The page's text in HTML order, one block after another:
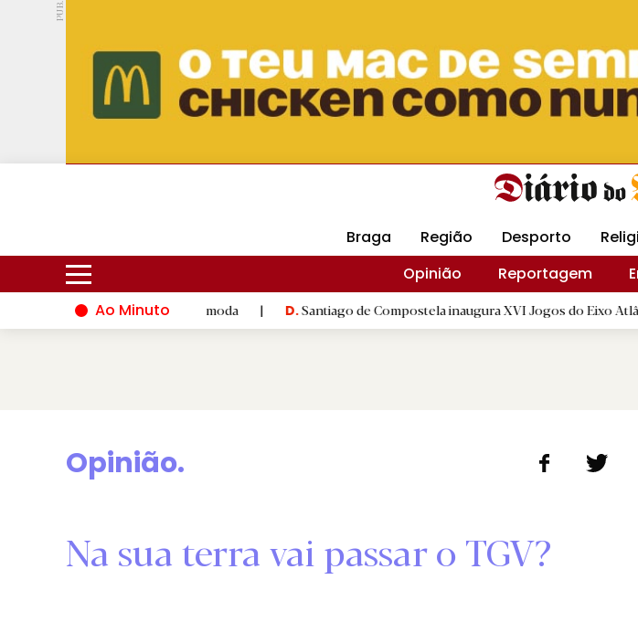
PUB.
Hoje 18ºC 27ºC DMtv Revista Minha Gráfica DM
Braga Região Desporto
Opinião
Reportagem
Ao Minuto
do mundo da moda D.Santiago de Compostela inaugura XVI Jogos do Eixo Atlântico com
Opinião.
Na sua terra vai passar o TGV?